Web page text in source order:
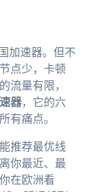
加速器。但不
点少，卡顿
流量有限，
器，它的六
有痛点。
推荐最优线
你最近、最
在欧洲看